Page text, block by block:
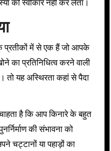
को स्वीकार नहीं कर लेता।
प्रतीकों में से एक हैं जो आपके
का प्रतिनिधित्व करने वाली
यह अस्थिरता कहां से पैदा
है कि आप किनारे के बहुत
की संभावना को
चट्टानों या पहाड़ों का